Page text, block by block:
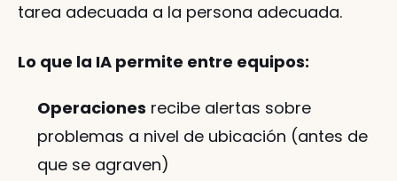
tarea adecuada a la persona adecuada.
Lo que la IA permite entre equipos:
Operaciones recibe alertas sobre
problemas a nivel de ubicación (antes de
que se agraven)